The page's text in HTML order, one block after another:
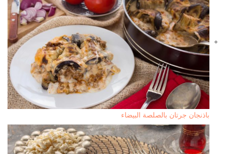
باذنجان جرتان بالصلصة البيضاء